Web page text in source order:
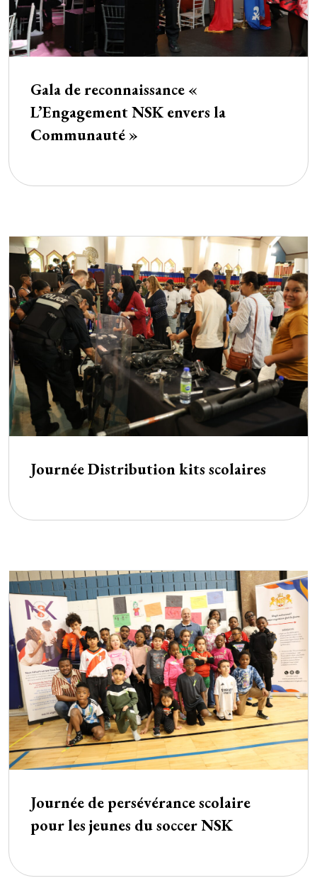
Gala de reconnaissance «
L’Engagement NSK envers la
Communauté »
Journée Distribution kits scolaires
Journée de persévérance scolaire
pour les jeunes du soccer NSK